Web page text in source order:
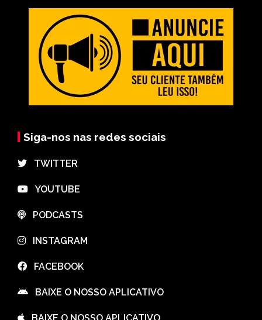
Siga-nos nas redes sociais
⠀TWITTER
⠀YOUTUBE
⠀PODCASTS
⠀INSTAGRAM
⠀FACEBOOK
⠀BAIXE O NOSSO APLICATIVO